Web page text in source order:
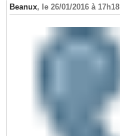
Beanux, le 26/01/2016 à 17h18